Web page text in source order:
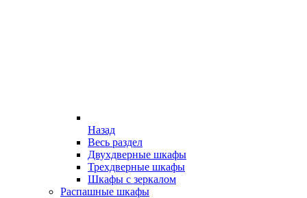
Назад
Весь раздел
Двухдверные шкафы
Трехдверные шкафы
Шкафы с зеркалом
Распашные шкафы